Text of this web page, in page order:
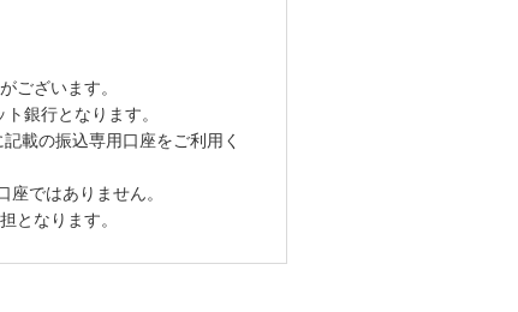
ございます。
銀行となります。
載の振込専用口座をご利用く
ではありません。
となります。